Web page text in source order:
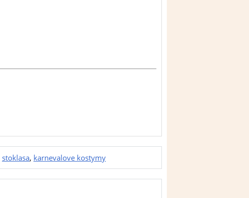
stoklasa, karnevalove kostymy